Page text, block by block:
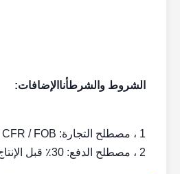
الشروط والشرطأنا الإضافات:
1 ، مصطلح التجارة: CIF / CFR / FOB
2 ، مصطلح الدفع: 30٪ قبل الإنتاج + 70٪ قبل الشحن